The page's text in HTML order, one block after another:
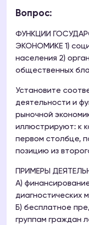
Вопрос:
ФУНКЦИИ
ЭКОНОМИКЕ 1)
населения 2)
общественных
Установите
деятельности и
рыночной
иллюстрируют: к
первом столбце,
позицию из
ПРИМЕРЫ
A)
диагностических
Б) бесплатное
группам граждан